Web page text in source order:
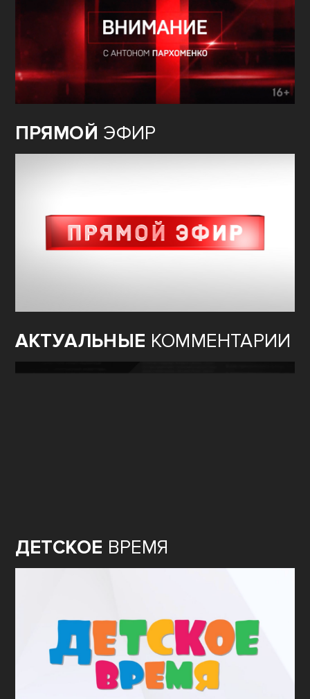
ПРЯМОЙ ЭФИР
АКТУАЛЬНЫЕ КОММЕНТАРИИ
ДЕТСКОЕ ВРЕМЯ